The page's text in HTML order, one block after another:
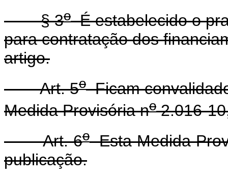
§ 3oÉ estabelecido o
para contratação dos
artigo.
Art. 5oFicam
Medida Provisória no2.016-
Art. 6oEsta Medida
publicação.